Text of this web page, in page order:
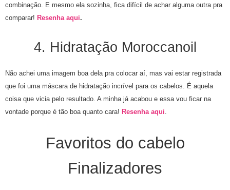
combinação. E mesmo ela sozinha, fica difícil de achar alguma outra pra
comparar! Resenha aqui.
4. Hidratação Moroccanoil
Não achei uma imagem boa dela pra colocar aí, mas vai estar registrada
que foi uma máscara de hidratação incrível para os cabelos. É aquela
coisa que vicia pelo resultado. A minha já acabou e essa vou ficar na
vontade porque é tão boa quanto cara! Resenha aqui
Favoritos do cabelo
Finalizadores